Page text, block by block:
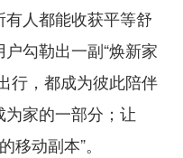
人都能收获平等舒
勾勒出一副“焕新家
行，都成为彼此陪伴
家的一部分；让
移动副本”。